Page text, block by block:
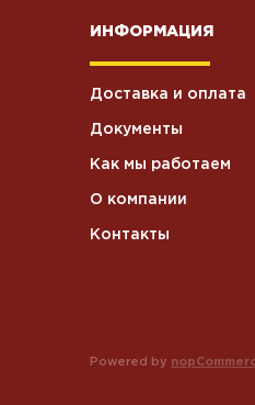
ИНФОРМАЦИЯ
Доставка и оплата
Документы
Как мы работаем
О компании
Контакты
Powered by